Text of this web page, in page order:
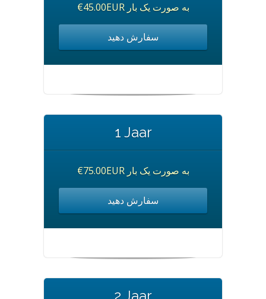
€45.00EUR به صورت یک بار
سفارش دهید
1 Jaar
€75.00EUR به صورت یک بار
سفارش دهید